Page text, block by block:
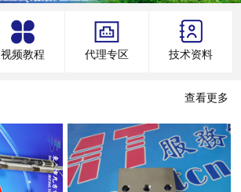
视频教程 代理专区 技术资料
查看更多